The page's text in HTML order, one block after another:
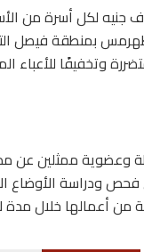
أحمد الأنصاري محافظ الجيزة صرف إعانة عاجلة
بمنطقة فيصل
وعضوية ممثلين عن
فحص ودراسة الأوضاع
من أعمالها خلال مدة